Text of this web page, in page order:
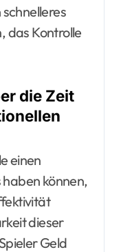
das Kontrolle
die Zeit
einen
können,
dieser
Geld